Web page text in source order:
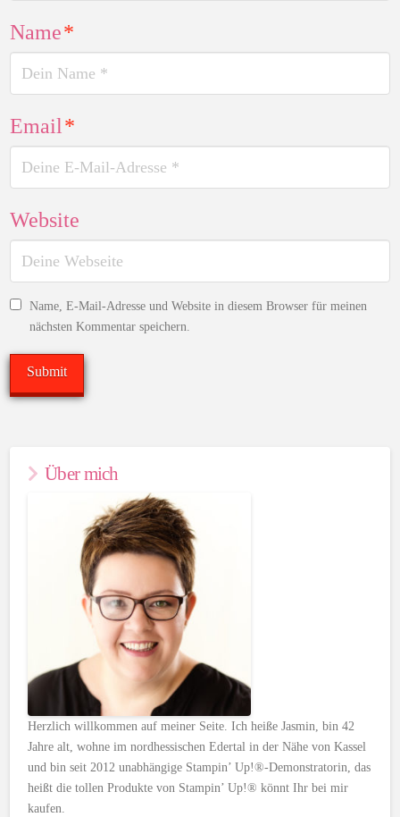
Name*
Email*
Website
Name, E-Mail-Adresse und Website in diesem Browser für meinen
nächsten Kommentar speichern.
Über mich
Herzlich willkommen auf meiner Seite. Ich heiße Jasmin, bin 42
Jahre alt, wohne im nordhessischen Edertal in der Nähe von Kassel
und bin seit 2012 unabhängige Stampin’ Up!®-Demonstratorin, das
heißt die tollen Produkte von Stampin’ Up!® könnt Ihr bei mir
kaufen.